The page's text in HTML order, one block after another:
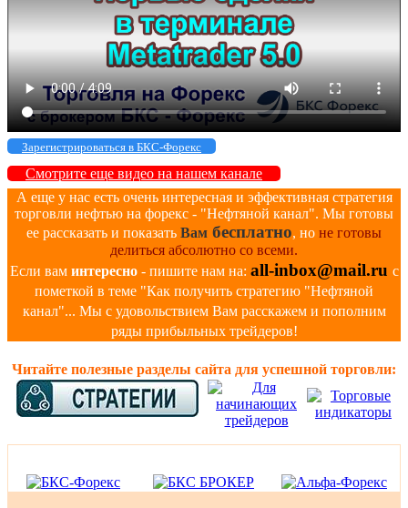
Зарегистрироваться в БКС-Форекс
Смотрите еще видео на нашем канале
А еще у нас есть очень интересная и эффективная стратегия
торговли нефтью на форекс - "Нефтяной канал". Мы готовы
ее рассказать и показать Вам бесплатно, но не готовы
делиться абсолютно со всеми.
Если вам интересно- пишите нам на: all-inbox@mail.ru с
пометкой в теме "Как получить стратегию "Нефтяной
канал"... Мы с удовольствием Вам расскажем и пополним
ряды прибыльных трейдеров!
Читайте полезные разделы сайта для успешной торговли: